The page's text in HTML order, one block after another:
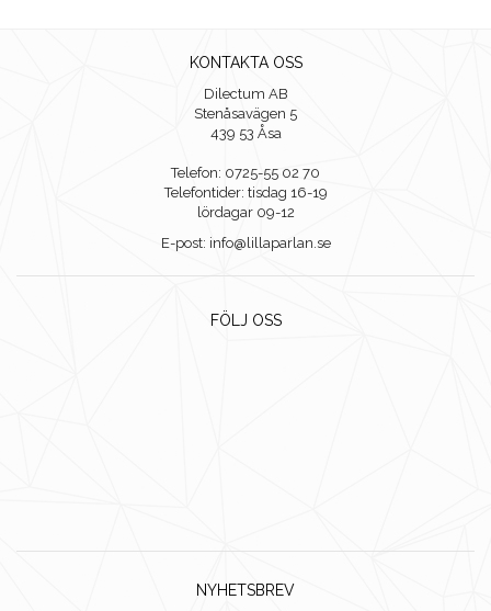
KONTAKTA OSS
Dilectum AB
Stenåsavägen 5
439 53 Åsa
Telefon: 0725-55 02 70
Telefontider: tisdag 16-19
lördagar 09-12
E-post: info@lillaparlan.se
FÖLJ OSS
NYHETSBREV